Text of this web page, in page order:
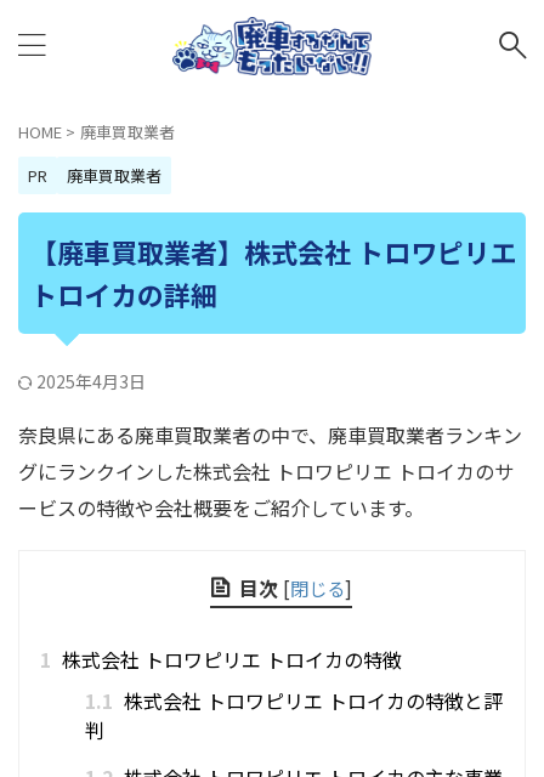
HOME > 廃車買取業者
PR
廃車買取業者
【廃車買取業者】株式会社 トロワピリエ
トロイカの詳細
2025年4月3日
奈良県にある廃車買取業者の中で、廃車買取業者ランキン
グにランクインした株式会社 トロワピリエ トロイカのサ
ービスの特徴や会社概要をご紹介しています。
目次 [閉じる]
1 株式会社 トロワピリエ トロイカの特徴
1.1 株式会社 トロワピリエ トロイカの特徴と評
判